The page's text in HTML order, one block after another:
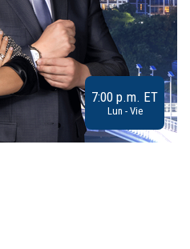
7:00 p.m. ET
Lun - Vie